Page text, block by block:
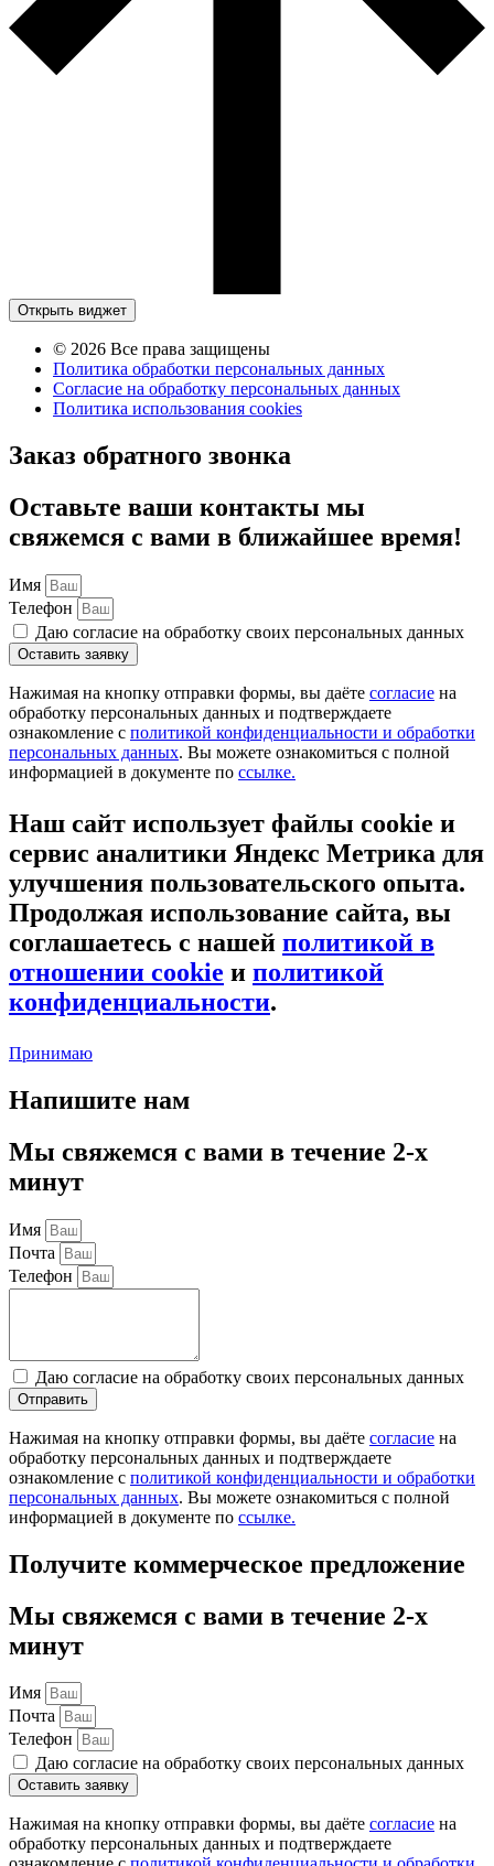
Открыть виджет
© 2026 Все права защищены
Политика обработки персональных данных
Согласие на обработку персональных данных
Политика использования cookies
Заказ обратного звонка
Оставьте ваши контакты мы
свяжемся с вами в ближайшее время!
Имя
Телефон
Даю согласие на обработку своих персональных данных
Оставить заявку
Нажимая на кнопку отправки формы, вы даёте согласие на
обработку персональных данных и подтверждаете
ознакомление с политикой конфиденциальности и обработки
персональных данных. Вы можете ознакомиться с полной
информацией в документе по ссылке.
Наш сайт использует файлы cookie и
сервис аналитики Яндекс Метрика для
улучшения пользовательского опыта.
Продолжая использование сайта, вы
соглашаетесь с нашей политикой в
отношении cookie и политикой
конфиденциальности.
Принимаю
Напишите нам
Мы свяжемся с вами в течение 2-х
минут
Имя
Почта
Телефон
Даю согласие на обработку своих персональных данных
Отправить
Нажимая на кнопку отправки формы, вы даёте согласие на
обработку персональных данных и подтверждаете
ознакомление с политикой конфиденциальности и обработки
персональных данных. Вы можете ознакомиться с полной
информацией в документе по ссылке.
Получите коммерческое предложение
Мы свяжемся с вами в течение 2-х
минут
Имя
Почта
Телефон
Даю согласие на обработку своих персональных данных
Оставить заявку
Нажимая на кнопку отправки формы, вы даёте согласие на
обработку персональных данных и подтверждаете